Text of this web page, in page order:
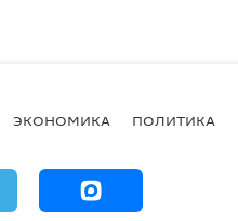
ЭКОНОМИКА ПОЛИТИКА